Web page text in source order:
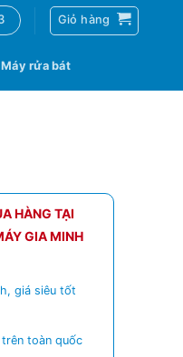
Giỏ hàng
Máy rửa bát
HÀNG TẠI
GIA MINH
giá siêu tốt
toàn quốc